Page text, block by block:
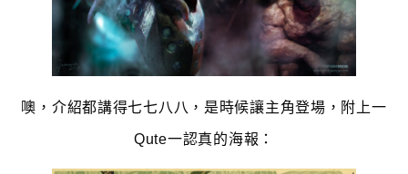
噢，介紹都講得七七八八，是時候讓主角登場，附上一
Qute一認真的海報：